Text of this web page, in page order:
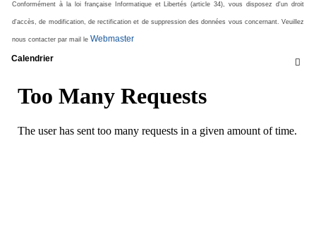
Conformément à la loi française Informatique et Libertés (article 34), vous disposez d'un droit
d'accès, de modification, de rectification et de suppression des données vous concernant. Veuillez
nous contacter par mail le Webmaster

Calendrier